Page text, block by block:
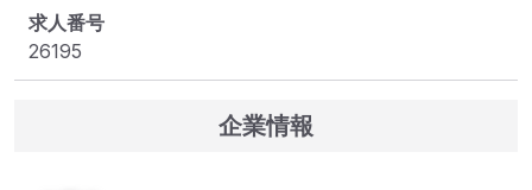
求人番号
26195
企業情報